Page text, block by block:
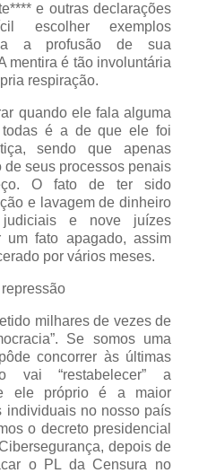
e outras declarações
escolher exemplos
a profusão de sua
mentira é tão involuntária
respiração.
quando ele fala alguma
todas é a de que ele foi
sendo que apenas
seus processos penais
O fato de ter sido
e lavagem de dinheiro
e nove juízes
um fato apagado, assim
por vários meses.
milhares de vezes de
Se somos uma
concorrer às últimas
vai “restabelecer” a
ele próprio é a maior
individuais no nosso país
o decreto presidencial
depois de
o PL da Censura no